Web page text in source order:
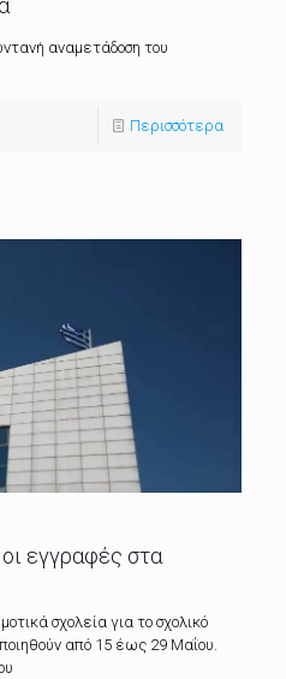
αναμετάδοση του
Περισσότερα
εγγραφές στα
σχολεία για το σχολικό
από 15 έως 29 Μαΐου.